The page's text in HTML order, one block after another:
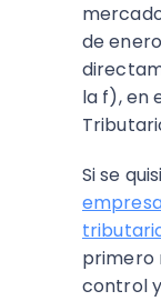
de
la f), en
Si se
primero
control